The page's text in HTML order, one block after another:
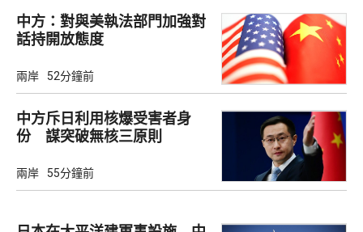
中方：對與美執法部門加強對
話持開放態度
兩岸 52分鐘前
中方斥日利用核爆受害者身
份 謀突破無核三原則
兩岸 55分鐘前